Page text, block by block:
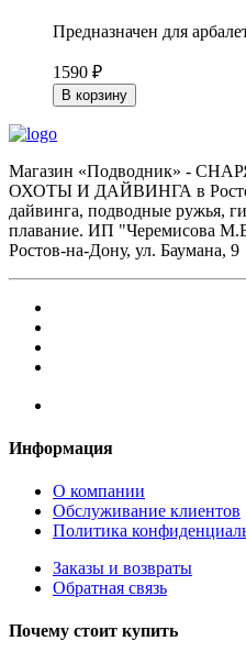
Предназначен для
1590 ₽
В корзину
Магазин «Подводник» -
ОХОТЫ И ДАЙВИНГА в
дайвинга, подводные ружья,
плавание. ИП "Черемисова
Ростов-на-Дону, ул. Баумана, 9
Информация
О компании
Обслуживание клиентов
Политика
Заказы и возвраты
Обратная связь
Почему стоит купить